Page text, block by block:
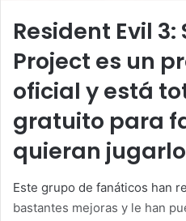
Resident Evil
Project es un
oficial y está
gratuito para
quieran jugarlo
Este grupo de fanáticos han
bastantes mejoras y le han